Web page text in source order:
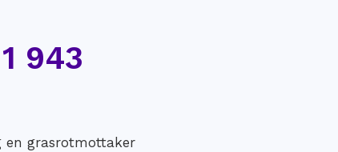
943
en grasrotmottaker